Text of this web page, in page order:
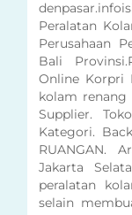
Peralatan
Perusahaan
Bali
Online Korpri
kolam renang
Supplier.
Kategori.
RUANGAN.
Jakarta
peralatan
selain